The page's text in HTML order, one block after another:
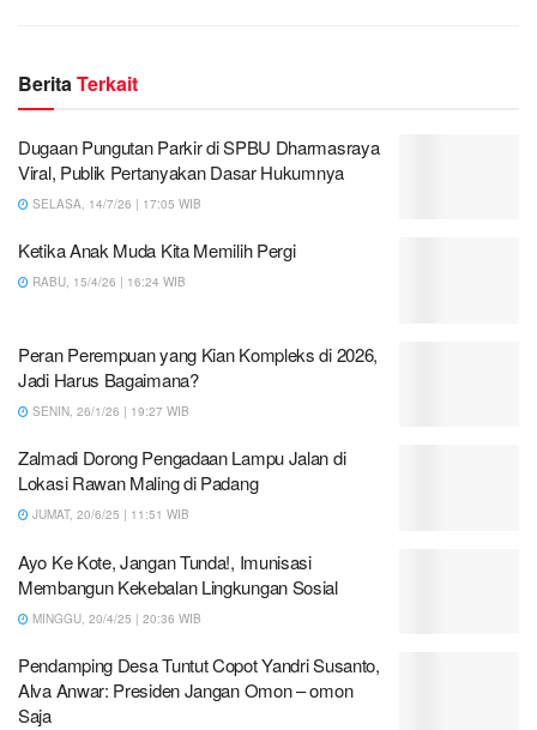
BeritaTerkait
Dugaan Pungutan Parkir di SPBU Dharmasraya
Viral, Publik Pertanyakan Dasar Hukumnya
SELASA, 14/7/26 | 17:05 WIB
Ketika Anak Muda Kita Memilih Pergi
RABU, 15/4/26 | 16:24 WIB
Peran Perempuan yang Kian Kompleks di 2026,
Jadi Harus Bagaimana?
SENIN, 26/1/26 | 19:27 WIB
Zalmadi Dorong Pengadaan Lampu Jalan di
Lokasi Rawan Maling di Padang
JUMAT, 20/6/25 | 11:51 WIB
Ayo Ke Kote, Jangan Tunda!, Imunisasi
Membangun Kekebalan Lingkungan Sosial
MINGGU, 20/4/25 | 20:36 WIB
Pendamping Desa Tuntut Copot Yandri Susanto,
Alva Anwar: Presiden Jangan Omon – omon
Saja